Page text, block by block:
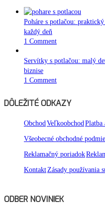
Poháre s potlačou:
každý deň
1 Comment
Servítky s potlačou: malý
biznise
1 Comment
DÔLEŽITÉ ODKAZY
ObchodVeľkoobchodPlatba
Všeobecné obchodné
Reklamačný poriadok
KontaktZásady používania
ODBER NOVINIEK